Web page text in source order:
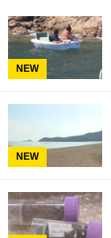
NEW
NEW